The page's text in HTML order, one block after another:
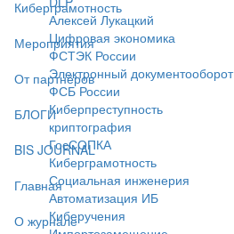
Киберграмотность
Мероприятия
От партнёров
БЛОГИ
BIS JOURNAL
Главная
О журнале
Алексей Лукацкий
Цифровая экономика
ФСТЭК России
Электронный документооборот
ФСБ России
Киберпреступность
криптография
ГосСОПКА
Киберграмотность
Социальная инженерия
Автоматизация ИБ
Киберучения